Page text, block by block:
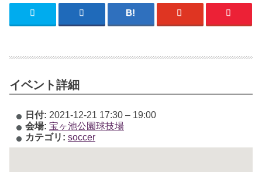
イベント詳細
日付: 2021-12-21 17:30– 19:00
会場: 宝ヶ池公園球技場
カテゴリ: soccer